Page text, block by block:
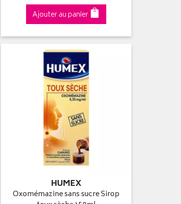
Ajouter au panier
HUMEX
Oxomémazine sans sucre Sirop